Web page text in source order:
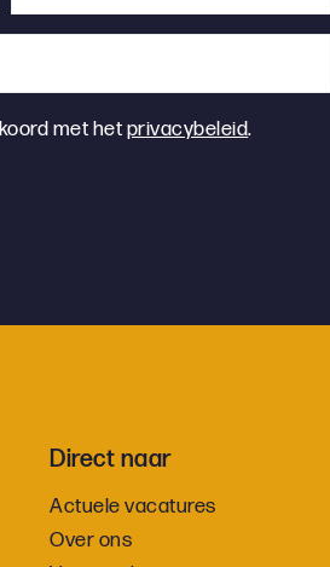
met het privacybeleid.
Direct naar
Actuele vacatures
Over ons